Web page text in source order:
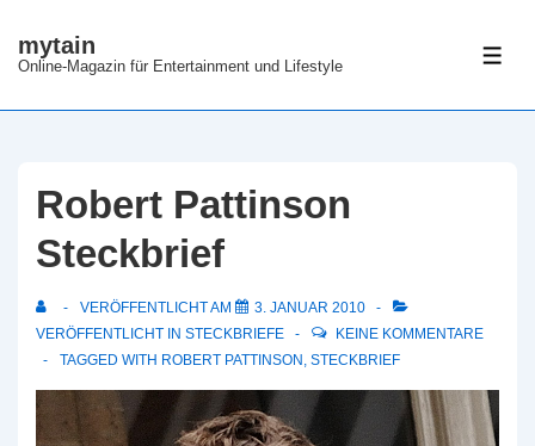
Zummytain
Online-Magazin für Entertainment und Lifestyle
Robert Pattinson
Steckbrief
VERÖFFENTLICHT AM
3. JANUAR 2010
VERÖFFENTLICHT IN STECKBRIEFE
KEINE KOMMENTARE
TAGGED WITH ROBERT PATTINSON , STECKBRIEF